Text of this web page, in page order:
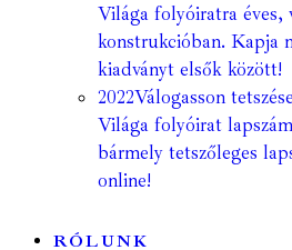
Világa folyóiratra éves,
konstrukcióban. Kapja
kiadványt elsők között!
2022Válogasson
Világa folyóirat
bármely tetszőleges
online!
RÓLUNK